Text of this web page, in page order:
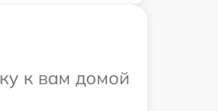
к вам домой